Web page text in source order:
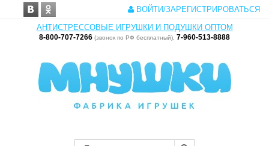
ВОЙТИ/ЗАРЕГИСТРИРОВАТЬСЯ
АНТИСТРЕССОВЫЕ ИГРУШКИ И ПОДУШКИ ОПТОМ
8-800-707-7266 (звонок по РФ бесплатный), 7-960-513-8888